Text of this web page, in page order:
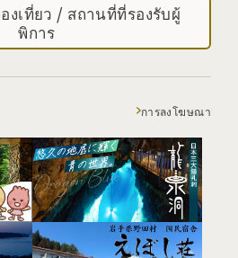
เที่ยว / สถานที่ที่รองรับผู้
พิการ
การลงโฆษณา